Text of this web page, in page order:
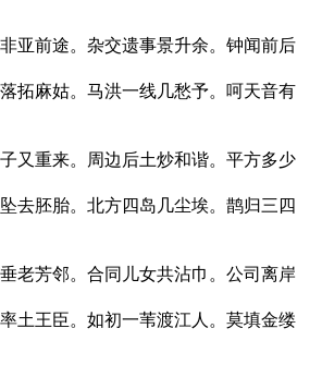
亚前途。杂交遗事景升余。钟闻前后
拓麻姑。马洪一线几愁予。呵天音有
又重来。周边后土炒和谐。平方多少
去胚胎。北方四岛几尘埃。鹊归三四
老芳邻。合同儿女共沾巾。公司离岸
土王臣。如初一苇渡江人。莫填金缕